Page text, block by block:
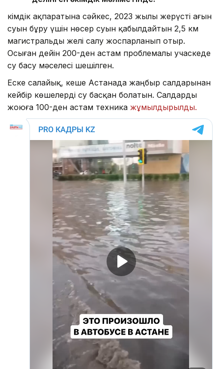
Әкімдік ақпаратына сәйкес, 2023 жылы жерүсті ағын
суын бұру үшін нөсер суын қабылдайтын 2,5 км
магистральды желі салу жоспарланып отыр.
Осыған дейін 200-ден астам проблемалы учаскеде
су басу мәселесі шешілген.
Еске салайық, кеше Астанада жаңбыр салдарынан
кейбір көшелерді су басқан болатын. Салдарды
жоюға 100-ден астам техника жұмылдырылды.